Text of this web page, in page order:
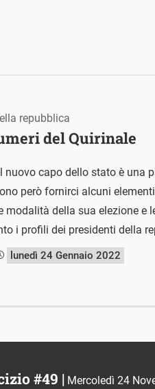
del Quirinale
repubblica
nuovo capo dello stato è una
però fornirci alcuni
modalità della sua elezione e
i profili dei presidenti della
lunedì 24 Gennaio 2022
#49 | Mercoledì 24